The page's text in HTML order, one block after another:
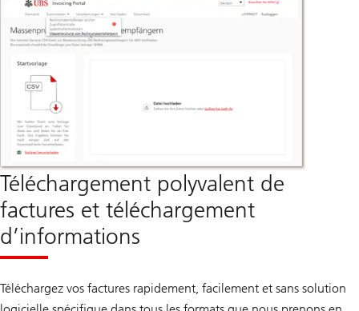
Téléchargement polyvalent de
factures et téléchargement
d’informations
Téléchargez vos factures rapidement, facilement et sans solution